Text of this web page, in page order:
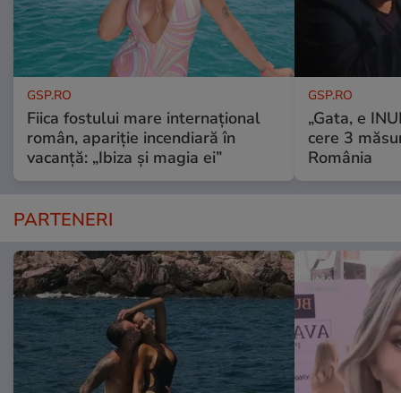
GSP.RO
Fiica fostului mare internațional
român, apariție incendiară în
vacanță: „Ibiza și magia ei”
GSP.RO
„Gata, e
cere 3
România
PARTENERI